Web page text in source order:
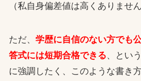
（私自身偏差値は高くありません
ただ、 学歴に自信のない方でも
答式には短期合格できる、とい
に強調したく、このような書き